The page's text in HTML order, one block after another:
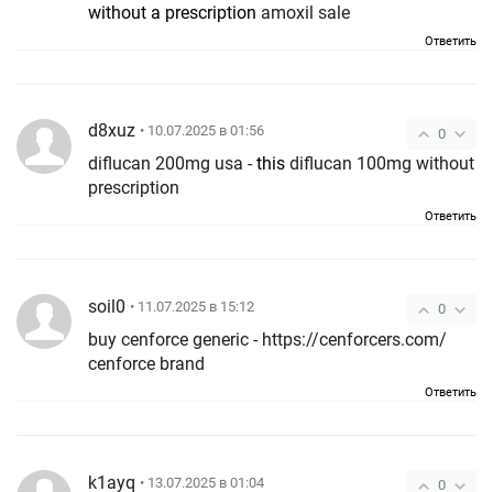
without a prescription amoxil sale
Ответить
0
d8xuz • 10.07.2025 в 01:56
diflucan 200mg usa -this diflucan 100mg without
prescription
Ответить
0
soil0 • 11.07.2025 в 15:12
buy cenforce generic - https://cenforcers.com/
cenforce brand
Ответить
0
k1ayq • 13.07.2025 в 01:04